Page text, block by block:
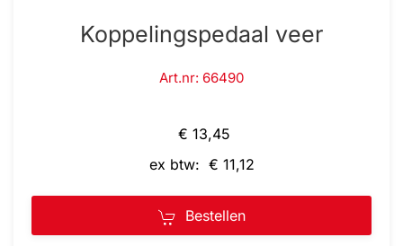
Koppelingspedaal veer
Art.nr: 66490
€ 13,45
ex btw: € 11,12
Bestellen